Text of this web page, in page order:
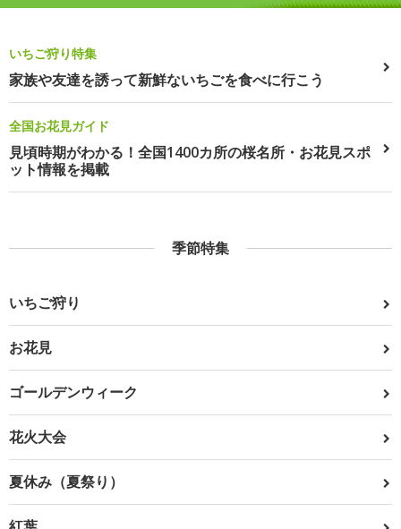
いちご狩り特集
家族や友達を誘って新鮮ないちごを食べに行こう
全国お花見ガイド
見頃時期がわかる！全国1400カ所の桜名所・お花見スポ
ット情報を掲載
季節特集
いちご狩り
お花見
ゴールデンウィーク
花火大会
夏休み（夏祭り）